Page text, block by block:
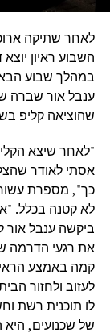
לאחר שתיקה
השבוע ראיון
ענבל אור שברה
שהוציאה קליפ
"לאחר שיצא
אסתי לאודר
כך", מספרת
לא קטנה בכלל.
ביקשה ענבל
את רגעי הדרמה
קמה באמצע
לעזוב ולחזור
לו תוכנית רשת
של שכנועים, היא